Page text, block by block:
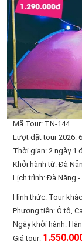
Mã Tour: TN-144
Lượt đặt tour 2026:
Thời gian: 2 ngày 1
Khởi hành từ: Đà
Lịch trình: Đà Nẵng -
Hình thức: Tour
Phương tiện: Ô tô,
Ngày khởi hành:
Giá tour: